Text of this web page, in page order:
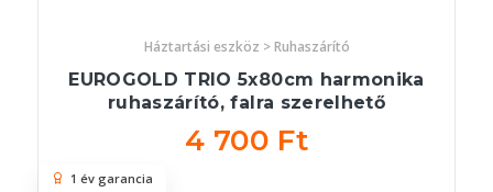
Háztartási eszköz > Ruhaszárító
EUROGOLD TRIO 5x80cm harmonika
ruhaszárító, falra szerelhető
4 700 Ft
1 év garancia